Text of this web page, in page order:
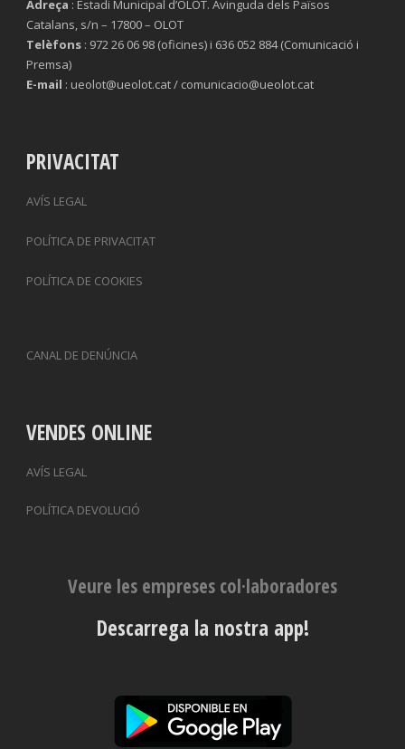
Adreça : Estadi Municipal d’OLOT. Avinguda dels Països
Catalans, s/n – 17800 – OLOT
Telèfons : 972 26 06 98 (oficines) i 636 052 884 (Comunicació i
Premsa)
E-mail : ueolot@ueolot.cat / comunicacio@ueolot.cat
PRIVACITAT
AVÍS LEGAL
POLÍTICA DE PRIVACITAT
POLÍTICA DE COOKIES
CANAL DE DENÚNCIA
VENDES ONLINE
AVÍS LEGAL
POLÍTICA DEVOLUCIÓ
Veure les empreses col·laboradores
Descarrega la nostra app!